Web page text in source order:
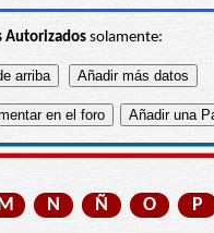
Autorizadossolamente:
N Ñ O P